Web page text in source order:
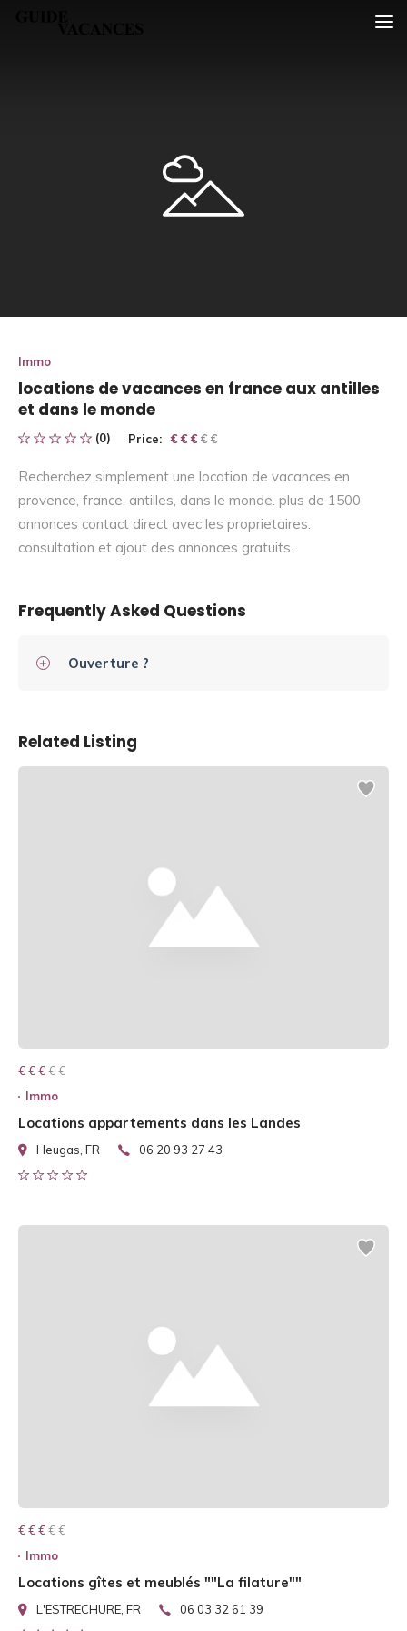
Immo
locations de vacances en france aux antilles
et dans le monde
(0) Price: € € € € €
€ € €
Recherchez simplement une location de vacances en
provence, france, antilles, dans le monde. plus de 1500
annonces contact direct avec les proprietaires.
consultation et ajout des annonces gratuits.
Frequently Asked Questions
Ouverture ?
Related Listing
€ € € € €
€ € €
Immo
Locations appartements dans les Landes
Heugas, FR 06 20 93 27 43
€ € € € €
€ € €
Immo
Locations gîtes et meublés ""La filature""
L'ESTRECHURE, FR 06 03 32 61 39